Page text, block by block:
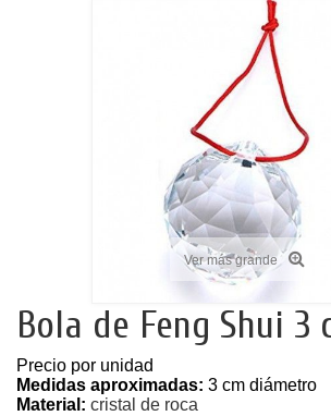
Ver más grande
Bola de Feng Shui 3
Precio por unidad
Medidas aproximadas: 3 cm diámetro
Material: cristal de roca